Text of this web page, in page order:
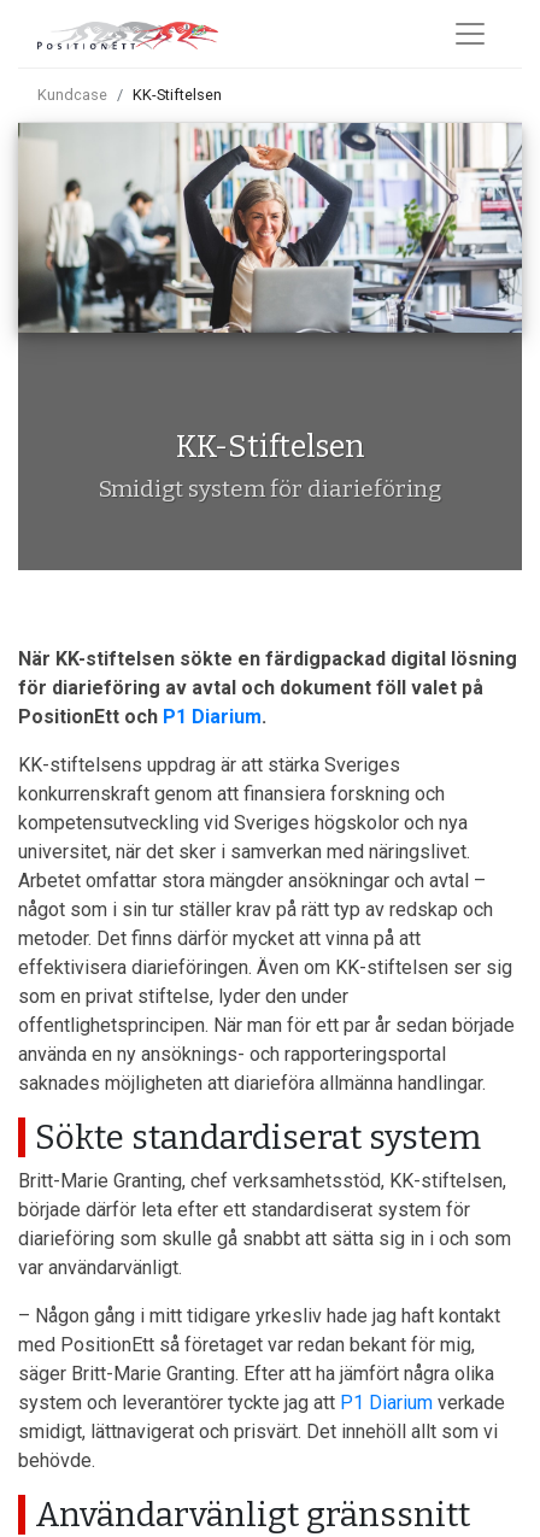
Kundcase KK-Stiftelsen
KK-Stiftelsen
Smidigt system för diarieföring
När KK-stiftelsen sökte en färdigpackad digital lösning
för diarieföring av avtal och dokument föll valet på
PositionEtt och P1 Diarium.
KK-stiftelsens uppdrag är att stärka Sveriges
konkurrenskraft genom att finansiera forskning och
kompetensutveckling vid Sveriges högskolor och nya
universitet, när det sker i samverkan med näringslivet.
Arbetet omfattar stora mängder ansökningar och avtal –
något som i sin tur ställer krav på rätt typ av redskap och
metoder. Det finns därför mycket att vinna på att
effektivisera diarieföringen. Även om KK-stiftelsen ser sig
som en privat stiftelse, lyder den under
offentlighetsprincipen. När man för ett par år sedan började
använda en ny ansöknings- och rapporteringsportal
saknades möjligheten att diarieföra allmänna handlingar.
Sökte standardiserat system
Britt-Marie Granting, chef verksamhetsstöd, KK-stiftelsen,
började därför leta efter ett standardiserat system för
diarieföring som skulle gå snabbt att sätta sig in i och som
var användarvänligt.
– Någon gång i mitt tidigare yrkesliv hade jag haft kontakt
med PositionEtt så företaget var redan bekant för mig,
säger Britt-Marie Granting. Efter att ha jämfört några olika
system och leverantörer tyckte jag att P1 Diarium verkade
smidigt, lättnavigerat och prisvärt. Det innehöll allt som vi
behövde.
Användarvänligt gränssnitt